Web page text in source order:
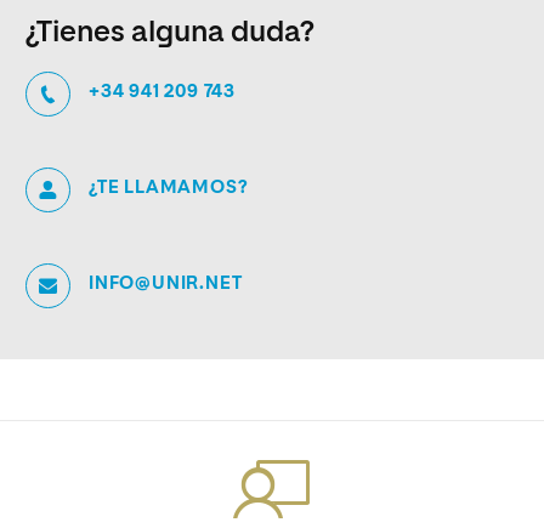
¿Tienes alguna duda?
+34 941 209 743
¿TE LLAMAMOS?
INFO@UNIR.NET